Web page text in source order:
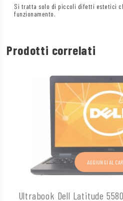
Si tratta solo di piccoli difetti estetici
funzionamento.
Prodotti correlati
Ultrabook Dell Latitude 5580
AGGIUNGI AL